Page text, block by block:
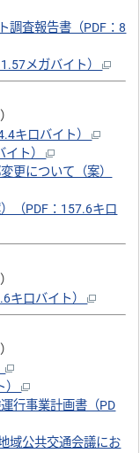
調査報告書（PDF：8
メガバイト）
キロバイト）
イト）
更について（案）
（PDF：157.6キロ
キロバイト）
）
行事業計画書（PD
公共交通会議にお